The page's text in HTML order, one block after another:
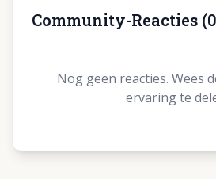
Community-Reacties (0
Nog geen reacties. Wees
ervaring te